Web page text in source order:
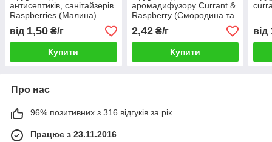
антисептиків, санітайзерів
Raspberries (Малина)
від 1,50 ₴/г
Купити
аромадифузору Currant &
Raspberry (Смородина та
малина)
2,42₴/г
Купити
від
Про нас
96% позитивних з 316 відгуків за рік
Працює з 23.11.2016